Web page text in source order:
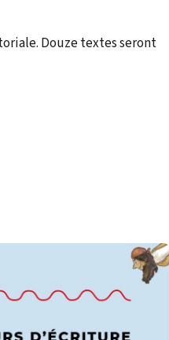
Douze textes seront